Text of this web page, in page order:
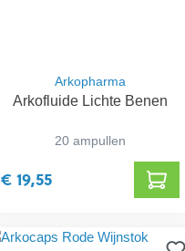
Arkopharma
Arkofluide Lichte Benen
20 ampullen
€ 19,55